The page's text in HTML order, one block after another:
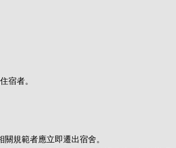
宿者。
規範者應立即遷出宿舍。